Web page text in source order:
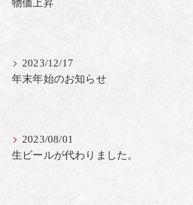
物価上昇
2023/12/17
年末年始のお知らせ
2023/08/01
生ビールが代わりました。